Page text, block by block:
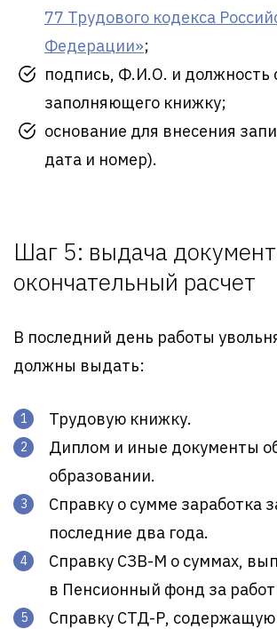
77 Трудового кодекса
Федерации»;
подпись, Ф.И.О. и должность
заполняющего книжку;
основание для внесения
дата и номер).
Шаг 5: выдача
окончательный расчет
В последний день работы
должны выдать:
Трудовую книжку.
Диплом и иные документы
образовании.
Справку о сумме заработка
последние два года.
Справку СЗВ-М о суммах,
в Пенсионный фонд за
Справку СТД-Р, содержащую